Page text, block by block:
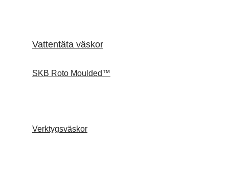
Vattentäta väskor
SKB Roto Moulded™
Verktygsväskor